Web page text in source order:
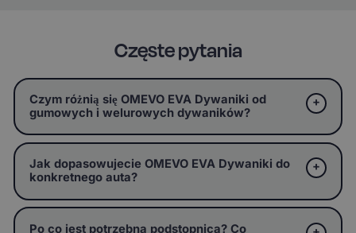
Częste pytania
Czym różnią się OMEVO EVA Dywaniki od
gumowych i welurowych dywaników?
Jak dopasowujecie OMEVO EVA Dywaniki do
konkretnego auta?
Po co jest potrzebna podstopnica? Co